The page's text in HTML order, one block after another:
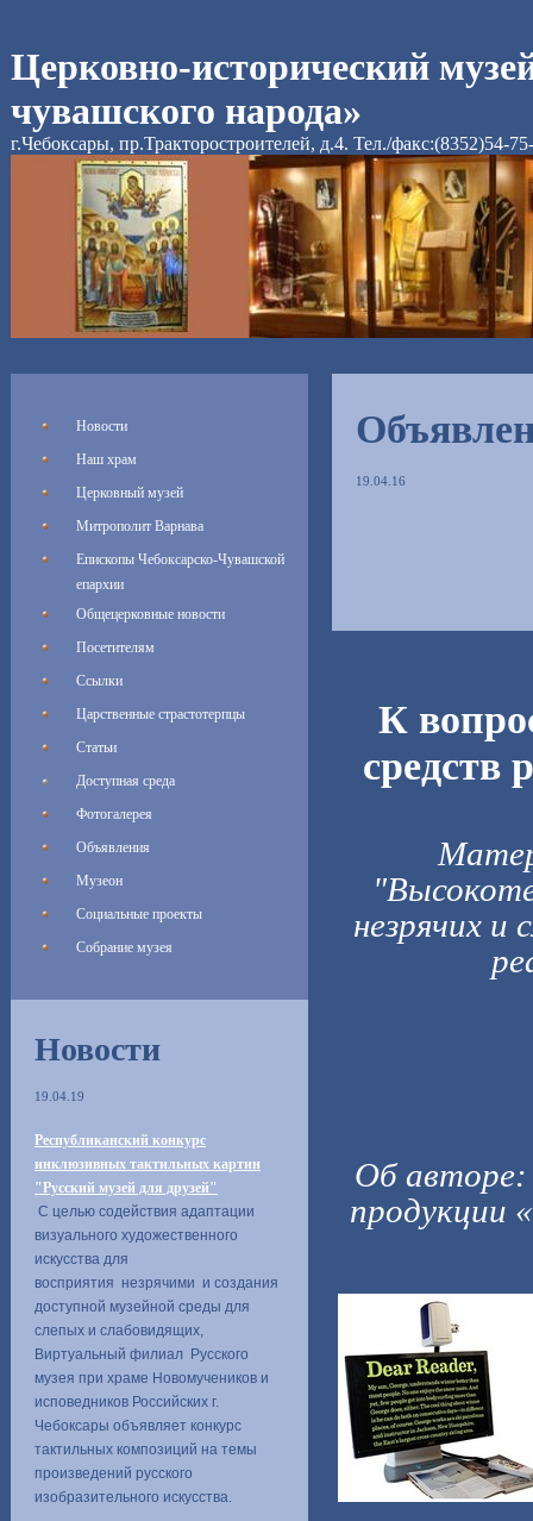
Церковно-исторический
чувашского народа»
г.Чебоксары, пр.Тракторостроителей, д.4. Тел./факс:(8352)54-
Новости
Наш храм
Церковный музей
Митрополит Варнава
Епископы Чебоксарско-Чувашской
епархии
Общецерковные новости
Посетителям
Ссылки
Царственные страстотерпцы
Статьи
Доступная среда
Фотогалерея
Объявления
Музеон
Социальные проекты
Собрание музея
Новости
19.04.19
Республиканский конкурс
инклюзивных тактильных картин
"Русский музей для друзей"
С целью содействия адаптации
визуального художественного
искусства для
восприятия незрячими и создания
доступной музейной среды для
слепых и слабовидящих,
Виртуальный филиал Русского
музея при храме Новомучеников и
исповедников Российских г.
Чебоксары объявляет конкурс
тактильных композиций на темы
произведений русского
изобразительного искусства.
19.04.16
К
средств
незрячих и
Об авторе:
продукции